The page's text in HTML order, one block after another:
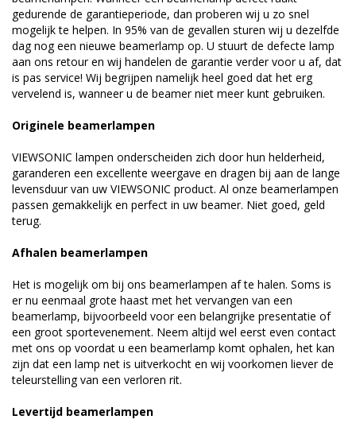
gedurende de garantieperiode, dan proberen wij u zo snel
mogelijk te helpen. In 95% van de gevallen sturen wij u dezelfde
dag nog een nieuwe beamerlamp op. U stuurt de defecte lamp
aan ons retour en wij handelen de garantie verder voor u af, dat
is pas service! Wij begrijpen namelijk heel goed dat het erg
vervelend is, wanneer u de beamer niet meer kunt gebruiken.
Originele beamerlampen
VIEWSONIC lampen onderscheiden zich door hun helderheid,
garanderen een excellente weergave en dragen bij aan de lange
levensduur van uw VIEWSONIC product. Al onze beamerlampen
passen gemakkelijk en perfect in uw beamer. Niet goed, geld
terug.
Afhalen beamerlampen
Het is mogelijk om bij ons beamerlampen af te halen. Soms is
er nu eenmaal grote haast met het vervangen van een
beamerlamp, bijvoorbeeld voor een belangrijke presentatie of
een groot sportevenement. Neem altijd wel eerst even contact
met ons op voordat u een beamerlamp komt ophalen, het kan
zijn dat een lamp net is uitverkocht en wij voorkomen liever de
teleurstelling van een verloren rit.
Levertijd beamerlampen